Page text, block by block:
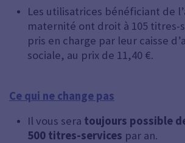
Les utilisatrices bénéficiant de
maternité ont droit à 105 titres-
pris en charge par leur caisse
sociale, au prix de 11,40 €.
Ce qui ne change pas
Il vous sera toujours possible
500 titres-services par an.